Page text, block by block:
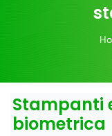
Stampanti
biometrica